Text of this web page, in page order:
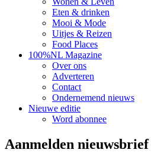
Eten & drinken
Mooi & Mode
Uitjes & Reizen
Food Places
100%NL Magazine
Over ons
Adverteren
Contact
Ondernemend nieuws
Nieuwe editie
Word abonnee
Aanmelden nieuwsbrief